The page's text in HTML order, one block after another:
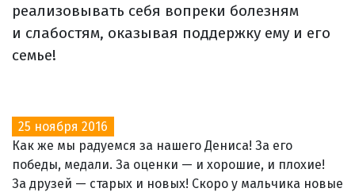
реализовывать себя вопреки болезням
и слабостям, оказывая поддержку ему и его
семье!
25 ноября 2016
Как же мы радуемся за нашего Дениса! За его
победы, медали. За оценки — и хорошие, и плохие!
За друзей — старых и новых! Скоро у мальчика новые